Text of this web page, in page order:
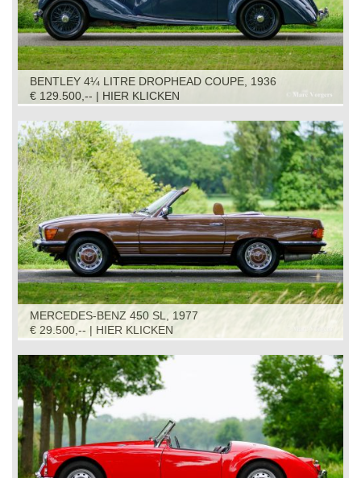
BENTLEY 4¼ LITRE DROPHEAD COUPE, 1936
€ 129.500,-- | HIER KLICKEN
MERCEDES-BENZ 450 SL, 1977
€ 29.500,-- | HIER KLICKEN